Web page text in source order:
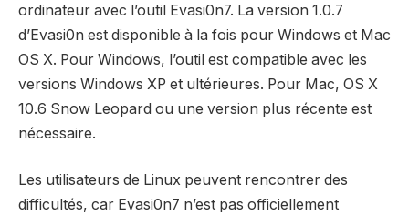
ordinateur avec l’outil Evasi0n7. La version 1.0.7
d’Evasi0n est disponible à la fois pour Windows et Mac
OS X. Pour Windows, l’outil est compatible avec les
versions Windows XP et ultérieures. Pour Mac, OS X
10.6 Snow Leopard ou une version plus récente est
nécessaire.
Les utilisateurs de Linux peuvent rencontrer des
difficultés, car Evasi0n7 n’est pas officiellement